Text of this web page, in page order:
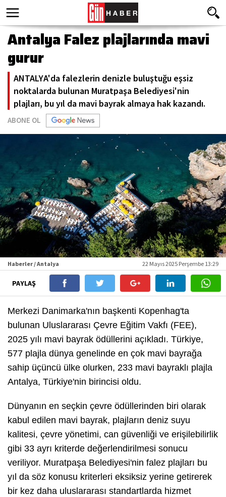
Antalya Falez plajlarında mavi
gurur
ANTALYA'da falezlerin denizle buluştuğu eşsiz
noktalarda bulunan Muratpaşa Belediyesi'nin
plajları, bu yıl da mavi bayrak almaya hak kazandı.
ABONE OL
Haberler / Antalya 22 Mayıs 2025 Perşembe 13:29
PAYLAŞ
Merkezi Danimarka'nın başkenti Kopenhag'ta
bulunan Uluslararası Çevre Eğitim Vakfı (FEE),
2025 yılı mavi bayrak ödüllerini açıkladı. Türkiye,
577 plajla dünya genelinde en çok mavi bayrağa
sahip üçüncü ülke olurken, 233 mavi bayraklı plajla
Antalya, Türkiye'nin birincisi oldu.
Dünyanın en seçkin çevre ödüllerinden biri olarak
kabul edilen mavi bayrak, plajların deniz suyu
kalitesi, çevre yönetimi, can güvenliği ve erişilebilirlik
gibi 33 ayrı kriterde değerlendirilmesi sonucu
veriliyor. Muratpaşa Belediyesi'nin falez plajları bu
yıl da söz konusu kriterleri eksiksiz yerine getirerek
bir kez daha uluslararası standartlarda hizmet